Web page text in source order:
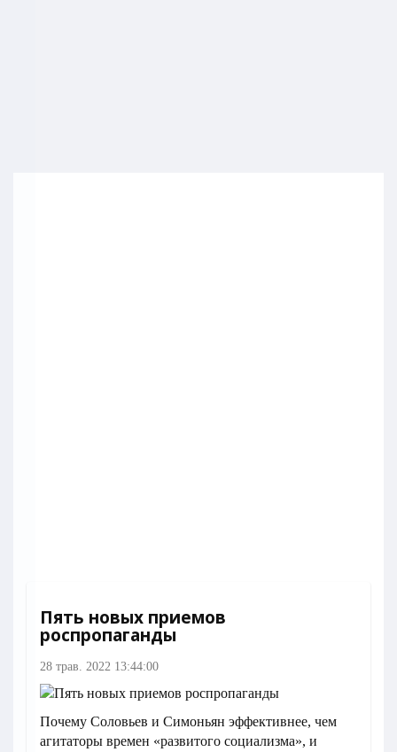
Пять новых приемов
роспропаганды
28 трав. 2022 13:44:00
Почему Соловьев и Симоньян эффективнее, чем
агитаторы времен «развитого социализма», и